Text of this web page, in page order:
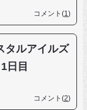
コメント(1)
タルアイルズ
日目
コメント(2)